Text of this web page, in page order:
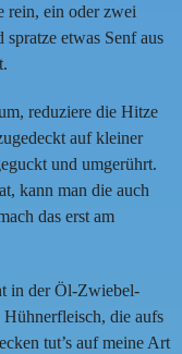
rein, ein oder zwei
etwas Senf aus
reduziere die Hitze
auf kleiner
und umgerührt.
kann man die auch
das erst am
in der Öl-Zwiebel-
die aufs
tut’s auf meine Art